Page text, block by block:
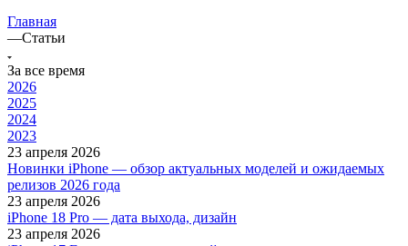
Главная
—Статьи
За все время
2026
2025
2024
2023
23 апреля 2026
Новинки iPhone — обзор актуальных моделей и ожидаемых
релизов 2026 года
23 апреля 2026
iPhone 18 Pro — дата выхода, дизайн
23 апреля 2026